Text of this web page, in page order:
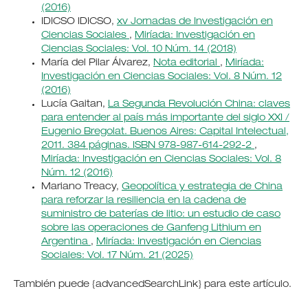
(2016)
IDICSO IDICSO, xv Jornadas de Investigación en
Ciencias Sociales , Miríada: Investigación en
Ciencias Sociales: Vol. 10 Núm. 14 (2018)
María del Pilar Álvarez, Nota editorial , Miríada:
Investigación en Ciencias Sociales: Vol. 8 Núm. 12
(2016)
Lucía Gaitan, La Segunda Revolución China: claves
para entender al país más importante del siglo XXI /
Eugenio Bregolat. Buenos Aires: Capital Intelectual,
2011. 384 páginas. ISBN 978-987-614-292-2 ,
Miríada: Investigación en Ciencias Sociales: Vol. 8
Núm. 12 (2016)
Mariano Treacy, Geopolítica y estrategia de China
para reforzar la resiliencia en la cadena de
suministro de baterías de litio: un estudio de caso
sobre las operaciones de Ganfeng Lithium en
Argentina , Miríada: Investigación en Ciencias
Sociales: Vol. 17 Núm. 21 (2025)
También puede {advancedSearchLink} para este artículo.